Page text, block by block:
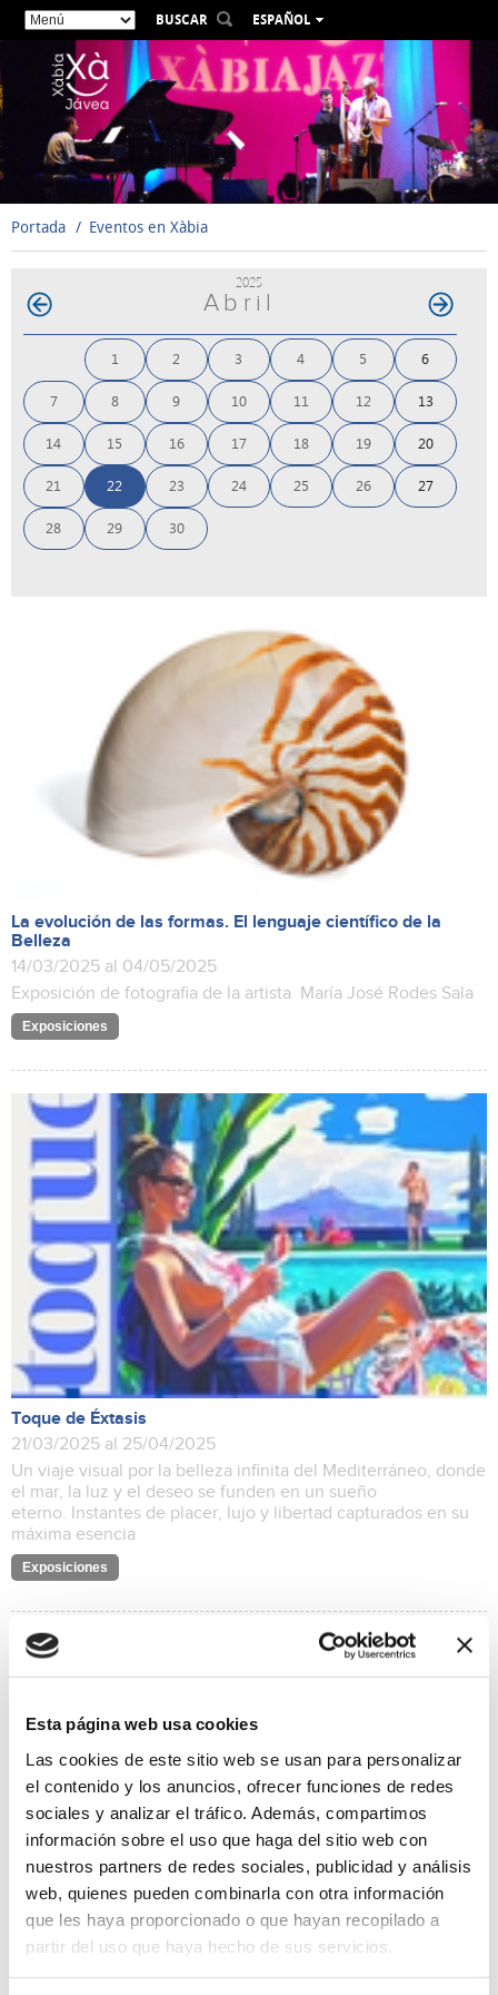
Esta página web usa cookies
Las cookies de este sitio web se usan para personalizar
el contenido y los anuncios, ofrecer funciones de redes
sociales y analizar el tráfico. Además, compartimos
información sobre el uso que haga del sitio web con
nuestros partners de redes sociales, publicidad y análisis
web, quienes pueden combinarla con otra información
que les haya proporcionado o que hayan recopilado a
partir del uso que haya hecho de sus servicios.
BUSCAR
ESPAÑOL
VALENCIÀ
ENGLISH
DEUTSCH
РУССКИЙ
Portada Eventos en Xàbia
2025
Abril
1 2 3 4 5 6
7 8 9 10 11 12 13
14 15 16 17 18 19 20
21 22 23 24 25 26 27
28 29 30
La evolución de las formas. El lenguaje científico de la
Belleza
14/03/2025 al 04/05/2025
Exposición de fotografia de la artista María José Rodes Sala
Exposiciones
Toque de Éxtasis
21/03/2025 al 25/04/2025
Un viaje visual por la belleza infinita del Mediterráneo, donde
el mar, la luz y el deseo se funden en un sueño
eterno. Instantes de placer, lujo y libertad capturados en su
máxima esencia
Exposiciones
Ramón Pérez Carrió “COSMOS”
28/03/2025 al 29/04/2025